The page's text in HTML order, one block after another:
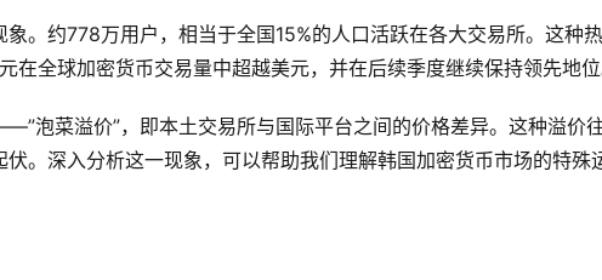
。约778万用户，相当于全国15%的人口活跃在各大交易所。这种
全球加密货币交易量中超越美元，并在后续季度继续保持领先地位
泡菜溢价”，即本土交易所与国际平台之间的价格差异。这种溢价
。深入分析这一现象，可以帮助我们理解韩国加密货币市场的特殊